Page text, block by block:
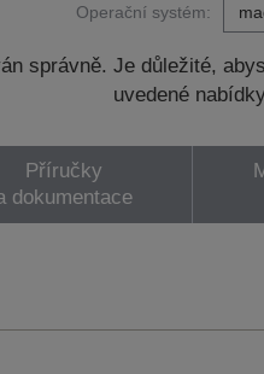
Operační systém:
správně. Je důležité,
uvedené
Příručky
dokumentace